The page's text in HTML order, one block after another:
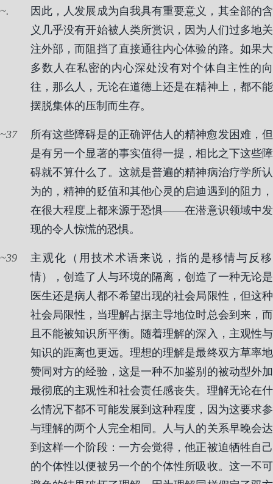
.
因此，人发展成为自我具有重要意义，其全部的含
义几乎没有开始被人类所赏识，因为人们过多地关
注外部，而阻挡了直接通往内心体验的路。如果大
多数人在私密的内心深处没有对个体自主性的向
往，那么人，无论在道德上还是在精神上，都不能
摆脱集体的压制而生存。
37
所有这些障碍是的正确评估人的精神愈发困难，但
是有另一个显著的事实值得一提，相比之下这些障
碍就不算什么了。这就是普遍的精神病治疗学所认
为的，精神的贬值和其他心灵的启迪遇到的阻力，
在很大程度上都来源于恐惧——在潜意识领域中发
现的令人惊慌的恐惧。
39
主观化（用技术术语来说，指的是移情与反移
情），创造了人与环境的隔离，创造了一种无论是
医生还是病人都不希望出现的社会局限性，但这种
社会局限性，当理解占据主导地位时总会到来，而
且不能被知识所平衡。随着理解的深入，主观性与
知识的距离也更远。理想的理解是最终双方草率地
赞同对方的经验，这是一种不加鉴别的被动型外加
最彻底的主观性和社会责任感丧失。理解无论在什
么情况下都不可能发展到这种程度，因为这要求参
与理解的两个人完全相同。人与人的关系早晚会达
到这样一个阶段：一方会觉得，他正被迫牺牲自己
的个体性以便被另一个的个体性所吸收。这一不可